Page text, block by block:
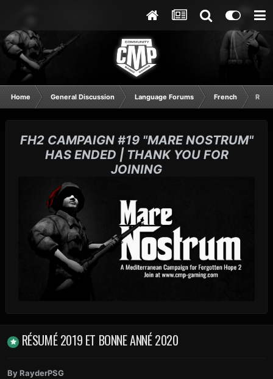
Home General Discussion Language Forums French
FH2 CAMPAIGN #19 "MARE NOSTRUM"
HAS ENDED | THANK YOU FOR
JOINING
RÉSUMÉ 2019 ET BONNE ANNÉ 2020
ByRayderPSG